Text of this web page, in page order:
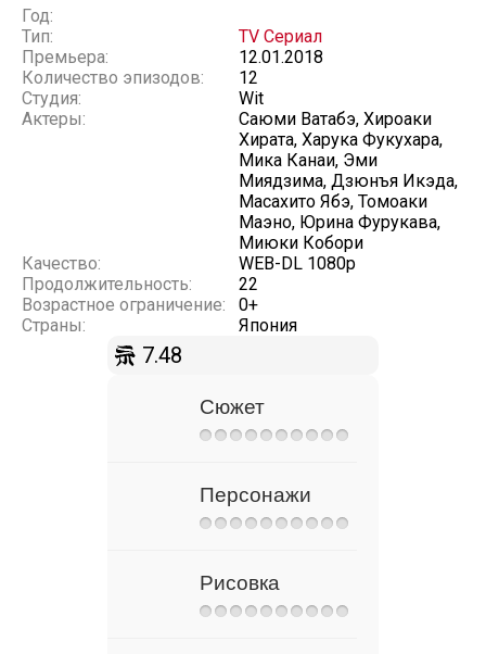
Год:
Тип:
TV Сериал
Премьера:
12.01.2018
Количество эпизодов:
12
Студия:
Wit
Актеры:
Саюми Ватабэ, Хироаки
Хирата, Харука Фукухара,
Мика Канаи, Эми
Миядзима, Дзюнъя Икэда,
Масахито Ябэ, Томоаки
Маэно, Юрина Фурукава,
Миюки Кобори
Качество:
WEB-DL 1080p
Продолжительность:
22
Возрастное ограничение:
0+
Страны:
Япония
7.48
Сюжет
Персонажи
Рисовка